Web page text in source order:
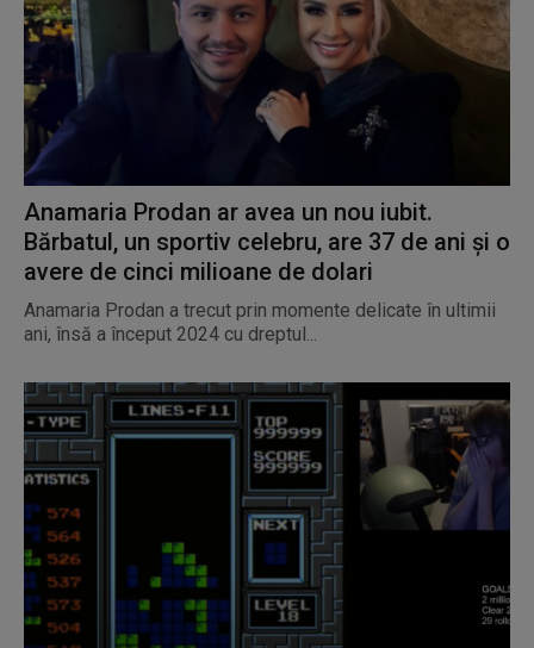
Anamaria Prodan ar avea un nou iubit.
Bărbatul, un sportiv celebru, are 37 de ani și o
avere de cinci milioane de dolari
Anamaria Prodan a trecut prin momente delicate în ultimii
ani, însă a început 2024 cu dreptul...